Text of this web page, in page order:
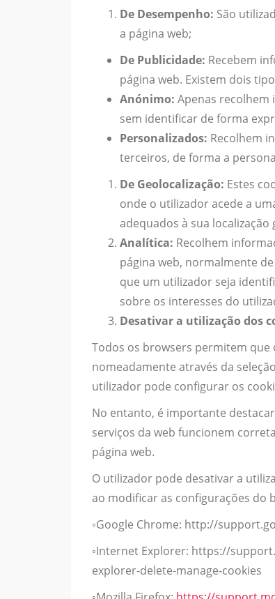
De Desempenho: São
a página web;
De Publicidade: Recebem
página web. Existem dois
Anónimo: Apenas recolhem
sem identificar de forma
Personalizados: Recolhem
terceiros, de forma a
De Geolocalização: Estes
onde o utilizador acede a
adequados à sua localização
Analítica: Recolhem
página web, normalmente
que um utilizador seja
sobre os interesses do
Desativar a utilização dos
Todos os browsers permitem que
nomeadamente através da
utilizador pode configurar os
No entanto, é importante
serviços da web funcionem
página web.
O utilizador pode desativar a
ao modificar as configurações do
◦Google Chrome: http://
◦Internet Explorer: https://
explorer-delete-manage-cookies